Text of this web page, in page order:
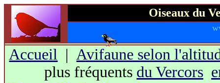
Oiseaux du
Accueil |Avifaune selon
plus fréquents du Vercors